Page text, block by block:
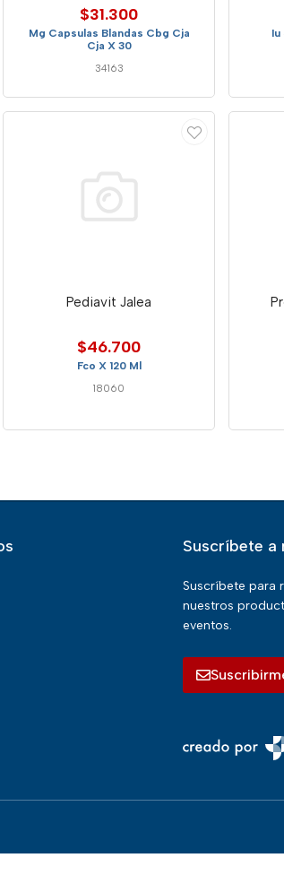
$31.300
Mg Capsulas Blandas Cbg Cja
Cja X 30
34163
Iu
Pediavit Jalea
$46.700
Fco X 120 Ml
18060
Suscríbete a
Suscríbete para
nuestros
eventos.